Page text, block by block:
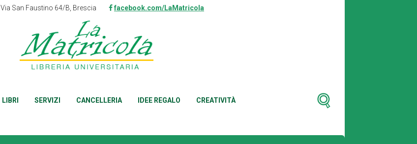
Via San Faustino 64/B, Brescia facebook.com/LaMatricola
LIBRI SERVIZI CANCELLERIA IDEE REGALO CREATIVITÀ